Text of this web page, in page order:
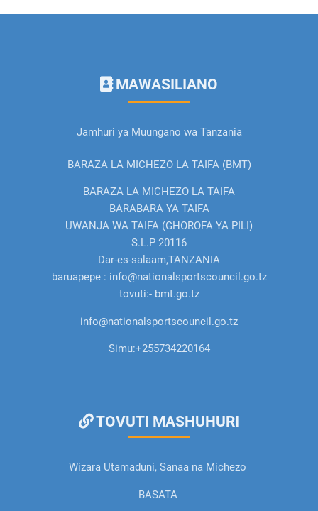
Soma zaidi
MAWASILIANO
Jamhuri ya Muungano wa Tanzania
BARAZA LA MICHEZO LA TAIFA (BMT)
BARAZA LA MICHEZO LA TAIFA
BARABARA YA TAIFA
UWANJA WA TAIFA (GHOROFA YA PILI)
S.L.P 20116
Dar-es-salaam,TANZANIA
baruapepe : info@nationalsportscouncil.go.tz
tovuti:- bmt.go.tz
info@nationalsportscouncil.go.tz
Simu:+255734220164
TOVUTI MASHUHURI
Wizara Utamaduni, Sanaa na Michezo
BASATA